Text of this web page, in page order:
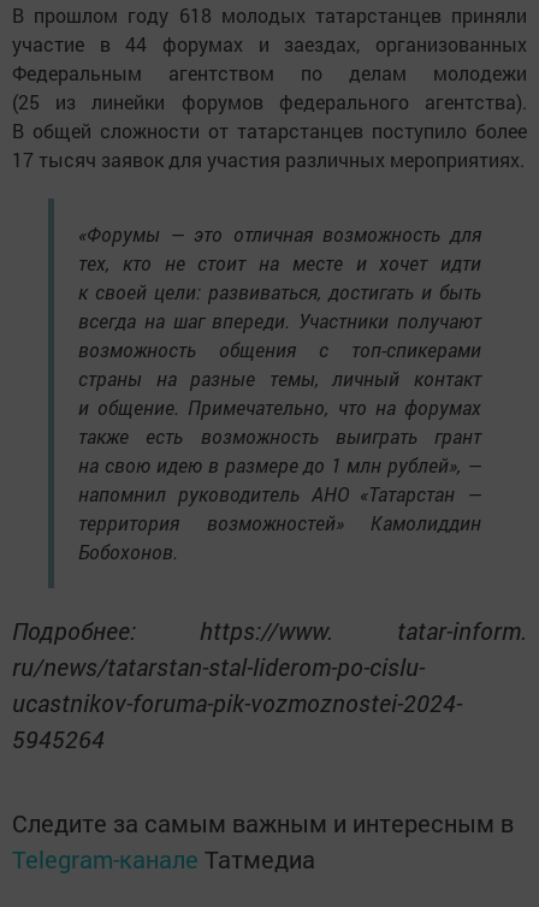
В прошлом году 618 молодых татарстанцев приняли
участие в 44 форумах и заездах, организованных
Федеральным агентством по делам молодежи
(25 из линейки форумов федерального агентства).
В общей сложности от татарстанцев поступило более
17 тысяч заявок для участия различных мероприятиях.
«Форумы — это отличная возможность для
тех, кто не стоит на месте и хочет идти
к своей цели: развиваться, достигать и быть
всегда на шаг впереди. Участники получают
возможность общения с топ-спикерами
страны на разные темы, личный контакт
и общение. Примечательно, что на форумах
также есть возможность выиграть грант
на свою идею в размере до 1 млн рублей», —
напомнил руководитель АНО «Татарстан —
территория возможностей» Камолиддин
Бобохонов.
Подробнее: https://www. tatar-inform.
ru/news/tatarstan-stal-liderom-po-cislu-
ucastnikov-foruma-pik-vozmoznostei-2024-
5945264
Следите за самым важным и интересным в
Telegram-канале Татмедиа